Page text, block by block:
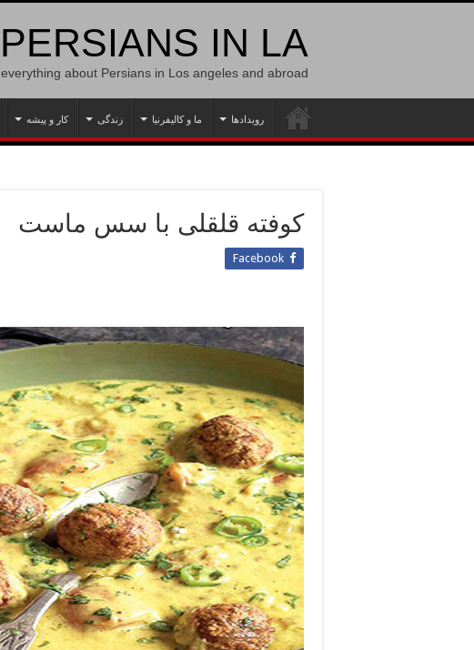
PERSIANS IN LA
everything about Persians in Los angeles and abroad
رویدادها ما و کالیفرنیا زندگی کار و پیشه
کوفته‌ قلقلی با سس ماست
Facebook